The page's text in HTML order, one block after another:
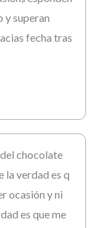
y superan
fecha tras
chocolate
la verdad es q
ocasión y ni
es que me